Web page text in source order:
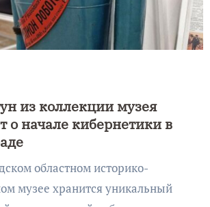
из коллекции музея
о начале кибернетики в
музее хранится уникальный